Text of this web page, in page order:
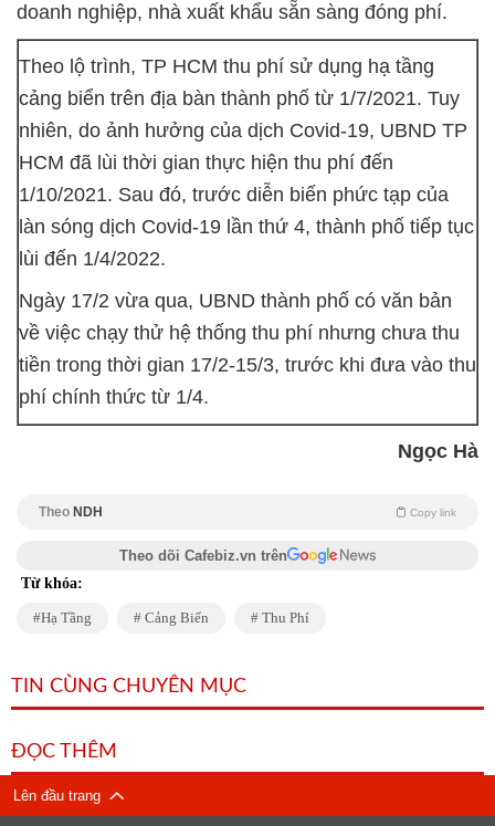
doanh nghiệp, nhà xuất khẩu sẵn sàng đóng phí.
Theo lộ trình, TP HCM thu phí sử dụng hạ tầng
cảng biển trên địa bàn thành phố từ 1/7/2021. Tuy
nhiên, do ảnh hưởng của dịch Covid-19, UBND TP
HCM đã lùi thời gian thực hiện thu phí đến
1/10/2021. Sau đó, trước diễn biến phức tạp của
làn sóng dịch Covid-19 lần thứ 4, thành phố tiếp tục
lùi đến 1/4/2022.
Ngày 17/2 vừa qua, UBND thành phố có văn bản
về việc chạy thử hệ thống thu phí nhưng chưa thu
tiền trong thời gian 17/2-15/3, trước khi đưa vào thu
phí chính thức từ 1/4.
Ngọc Hà
Theo NDH Copy link
Theo dõi Cafebiz.vn trên
Từ khóa:
Hạ Tầng Cảng Biển Thu Phí
TIN CÙNG CHUYÊN MỤC
ĐỌC THÊM
Lên đầu trang